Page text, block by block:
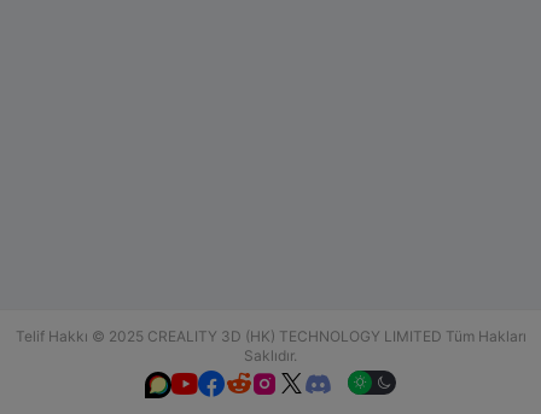
Telif Hakkı © 2025 CREALITY 3D (HK) TECHNOLOGY LIMITED Tüm Hakları
Saklıdır.
  